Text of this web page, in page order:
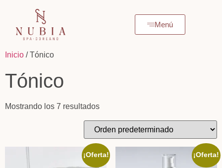
Menú
Inicio / Tónico
Tónico
Mostrando los 7 resultados
¡Oferta! ¡Oferta!